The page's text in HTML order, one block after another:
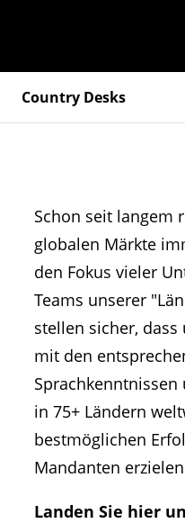
Country Desks
Schon seit langem
globalen Märkte
den Fokus vieler
Teams unserer
stellen sicher, dass
mit den
in 75+ Ländern
bestmöglichen
Mandanten
Landen Sie hier